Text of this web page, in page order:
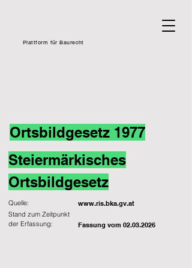
Plattform für Baurecht
Ortsbildgesetz 1977
Steiermärkisches
Ortsbildgesetz
Quelle: www.ris.bka.gv.at
Fassung vom 02.03.2026
Stand zum Zeitpunkt
der Erfassung: